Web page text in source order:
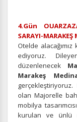
Daha fazla bilgi
gizlilik koşullarını
Zorunlu
Oturum
gereklidir. Bu
devre dışı
4.Gün
SARAYI-MARAKEŞ
Otelde
ediyoruz.
düzenlenecek
Marakeş
olan Majorelle
mobilya
kurulan ve ünlü